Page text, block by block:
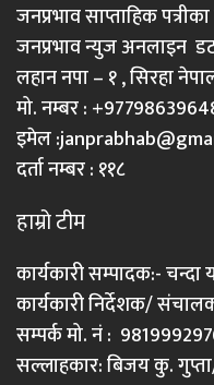
जनप्रभाव साप्ताहिक
जनप्रभाव न्युज अनलाइन
लहान नपा – १ , सिरहा
मो. नम्बर :
इमेल :
दर्ता नम्बर : ११८
हाम्रो टीम
कार्यकारी सम्पादक:- चन्दा
कार्यकारी निर्देशक/
सम्पर्क मो. नं :
सल्लाहकार: बिजय कु.